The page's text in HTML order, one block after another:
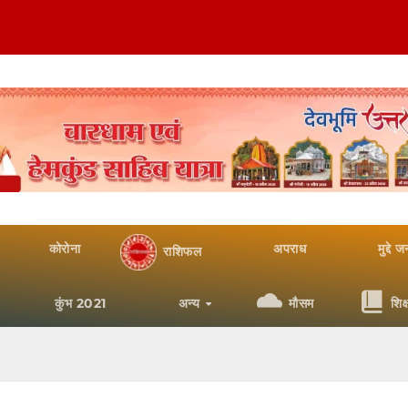
कोरोना राशिफल अपराध मुद्दे
कुंभ 2021 अन्य मौसम